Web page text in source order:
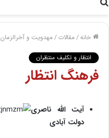
خانه/مقالات/مهدویت و آخرالزمان
انتظار و تکلیف منتظران
فرهنگ انتظار
آیت الله ناصری
دولت آبادی